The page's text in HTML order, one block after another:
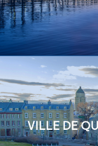
VILLE DE